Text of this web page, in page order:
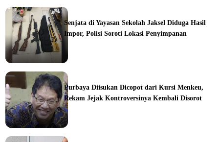
Senjata di Yayasan Sekolah Jaksel Diduga Hasil
Impor, Polisi Soroti Lokasi Penyimpanan
Purbaya Diisukan Dicopot dari Kursi Menkeu,
Rekam Jejak Kontroversinya Kembali Disorot